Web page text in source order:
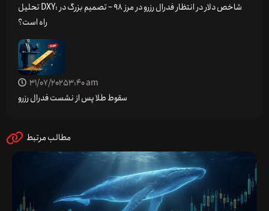
تحلیل DXY: شاخص دلار در انتظار فدرال رزرو در مرز 98 – تصمیم بزرگ در
راه است؟
31/07/20253:40 am
سقوط طلا پس از نشست فدرال رزرو
مطالب مرتبط